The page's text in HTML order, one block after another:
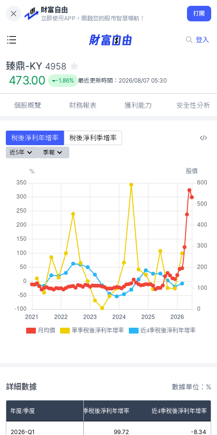
財富自由
立即使用APP，開啟您的股市智慧導航！
打開
登入
473.00
-1.86%
臻鼎-KY 4958
473.00 -1.86% 最近更新時間： 2026/08/07 05:30
個股概覽 財務報表 獲利能力 安全性分析
稅後淨利年增率 稅後淨利季增率
近5年 季報
月均價 單季稅後淨利年增率 近4季稅後淨利年增率
詳細數據 數據單位：%
年度/季度 單季稅後淨利年增率 近4季稅後淨利年增率
2026-Q1 99.72 -8.34